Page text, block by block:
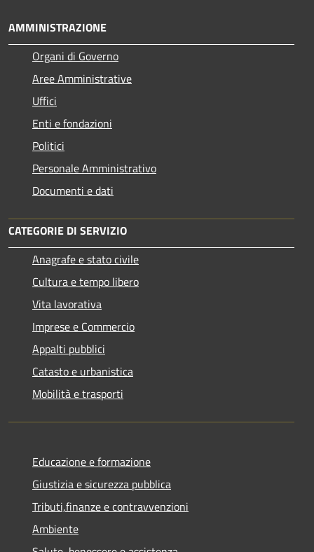
AMMINISTRAZIONE
Organi di Governo
Aree Amministrative
Uffici
Enti e fondazioni
Politici
Personale Amministrativo
Documenti e dati
CATEGORIE DI SERVIZIO
Anagrafe e stato civile
Cultura e tempo libero
Vita lavorativa
Imprese e Commercio
Appalti pubblici
Catasto e urbanistica
Mobilità e trasporti
Educazione e formazione
Giustizia e sicurezza pubblica
Tributi,finanze e contravvenzioni
Ambiente